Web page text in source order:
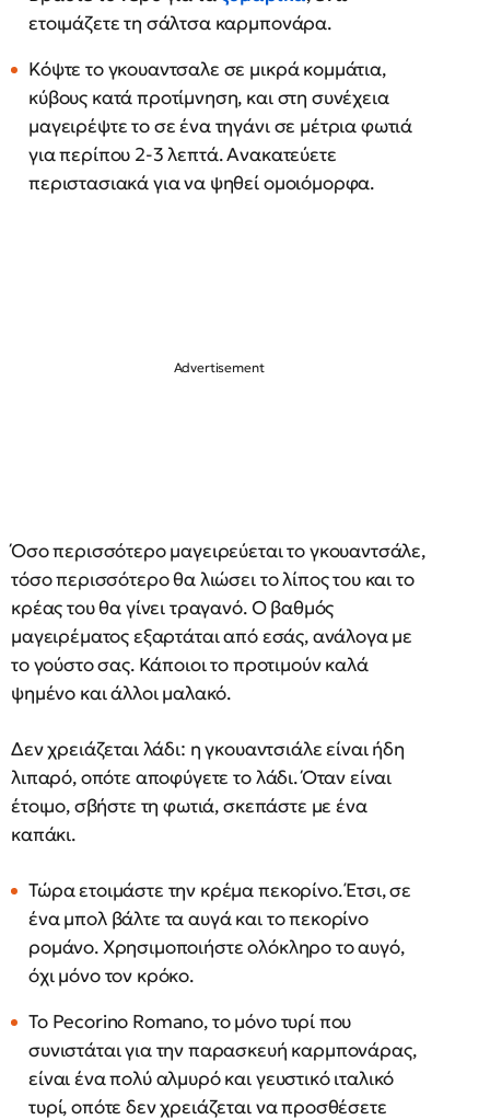
ετοιμάζετε τη σάλτσα καρμπονάρα.
Κόψτε το γκουαντσαλε σε μικρά κομμάτια,
κύβους κατά προτίμνηση, και στη συνέχεια
μαγειρέψτε το σε ένα τηγάνι σε μέτρια φωτιά
για περίπου 2-3 λεπτά. Ανακατεύετε
περιστασιακά για να ψηθεί ομοιόμορφα.
Όσο περισσότερο μαγειρεύεται το γκουαντσάλε,
τόσο περισσότερο θα λιώσει το λίπος του και το
κρέας του θα γίνει τραγανό. Ο βαθμός
μαγειρέματος εξαρτάται από εσάς, ανάλογα με
το γούστο σας. Κάποιοι το προτιμούν καλά
ψημένο και άλλοι μαλακό.
Δεν χρειάζεται λάδι: η γκουαντσιάλε είναι ήδη
λιπαρό, οπότε αποφύγετε το λάδι. Όταν είναι
έτοιμο, σβήστε τη φωτιά, σκεπάστε με ένα
καπάκι.
Τώρα ετοιμάστε την κρέμα πεκορίνο. Έτσι, σε
ένα μπολ βάλτε τα αυγά και το πεκορίνο
ρομάνο. Χρησιμοποιήστε ολόκληρο το αυγό,
όχι μόνο τον κρόκο.
Το Pecorino Romano, το μόνο τυρί που
συνιστάται για την παρασκευή καρμπονάρας,
είναι ένα πολύ αλμυρό και γευστικό ιταλικό
τυρί, οπότε δεν χρειάζεται να προσθέσετε